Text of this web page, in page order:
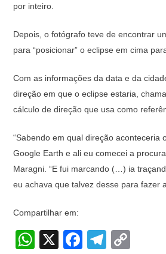
por inteiro.
Depois, o fotógrafo teve de encontrar
para “posicionar” o eclipse em cima
Com as informações da data e da
direção em que o eclipse estaria,
cálculo de direção que usa como
“Sabendo em qual direção aconteceria
Google Earth e ali eu comecei a
Maragni. “E fui marcando (…) ia
eu achava que talvez desse para fazer
Compartilhar em:
W
X
F
T